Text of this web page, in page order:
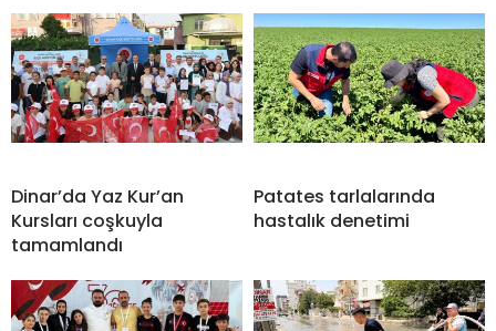
Dinar’da Yaz Kur’an
Kursları coşkuyla
tamamlandı
Patates tarlalarında
hastalık denetimi